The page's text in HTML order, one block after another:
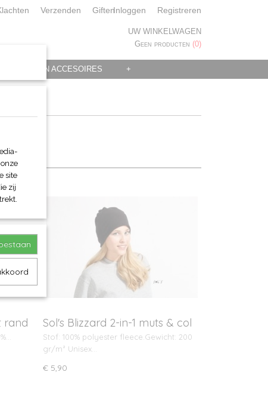
Verzenden GiftenInloggen Registreren
UW WINKELWAGEN
Geen producten (0)
KLEDING EN ACCESOIRES +
rand Sol's Blizzard 2-in-1 muts & col
Stof: 100% polyester fleece.Gewicht: 200
gr/m² Unisex…
€ 5,90
site
zij